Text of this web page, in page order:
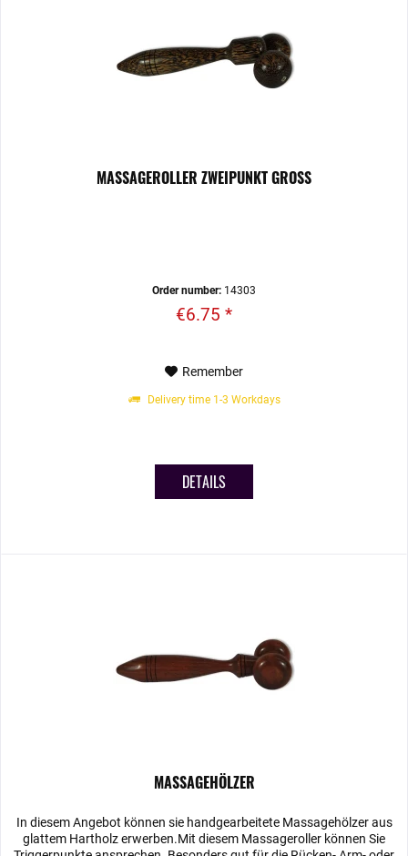
MASSAGEROLLER ZWEIPUNKT GROSS
Order number: 14303
€6.75 *
Remember
Delivery time 1-3 Workdays
DETAILS
MASSAGEHÖLZER
In diesem Angebot können sie handgearbeitete Massagehölzer aus
glattem Hartholz erwerben.Mit diesem Massageroller können Sie